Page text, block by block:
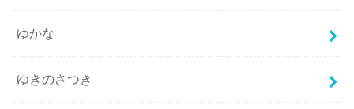
ゆかな
ゆきのさつき